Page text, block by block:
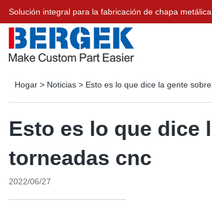
Solución integral para la fabricación de chapa
Hogar > Noticias > Esto es lo que dice la gente
Esto es lo que dice
torneadas cnc
2022/06/27